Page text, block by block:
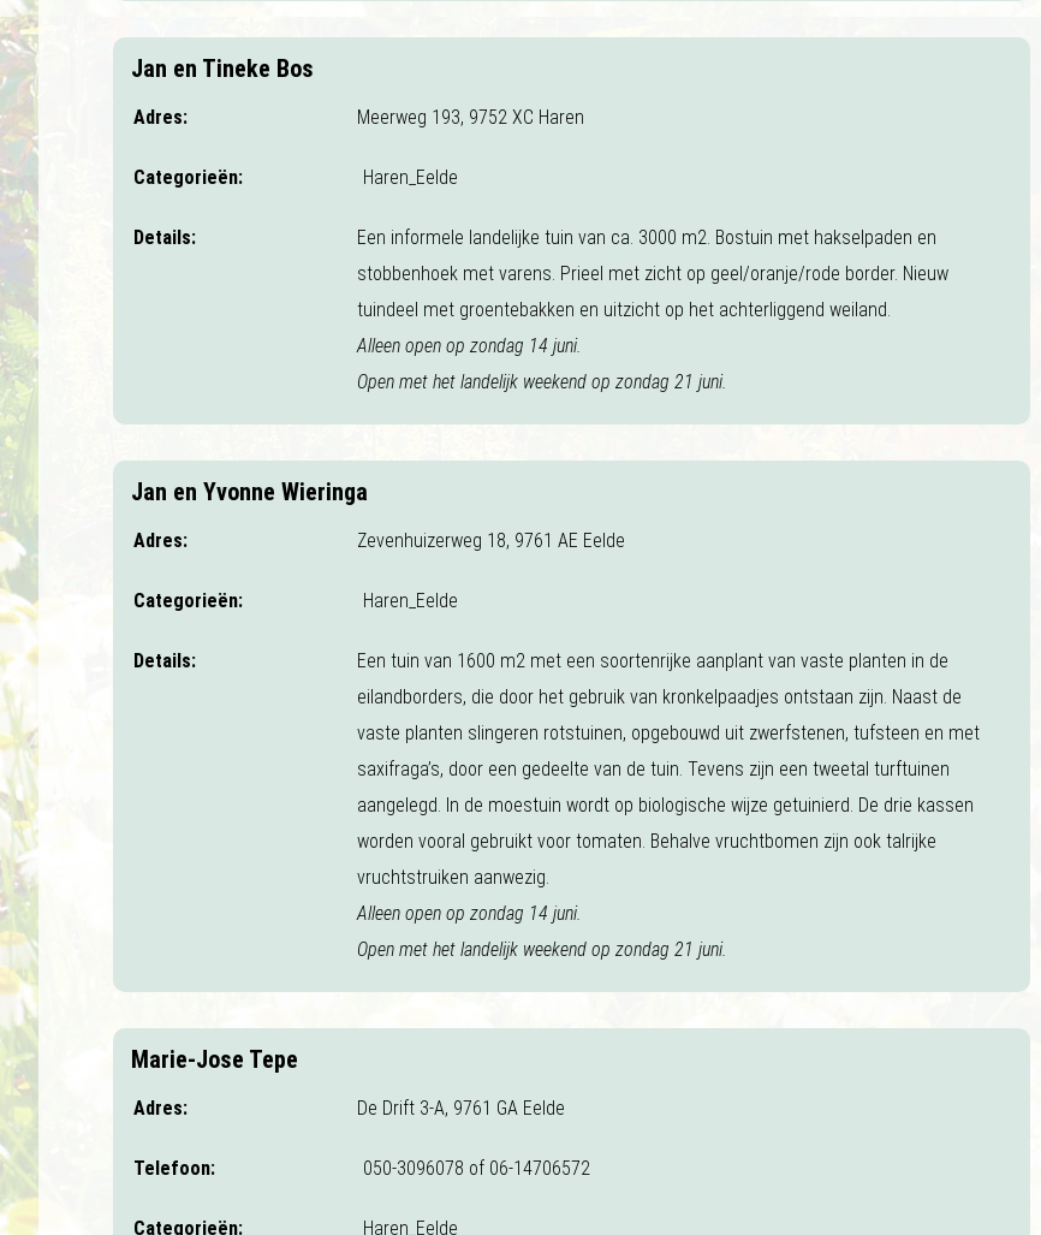
Jan en Tineke Bos
Adres: Meerweg 193, 9752 XC Haren
Categorieën: Haren_Eelde
Details:
Een informele landelijke tuin van ca. 3000 m2. Bostuin met hakselpaden en
stobbenhoek met varens. Prieel met zicht op geel/oranje/rode border. Nieuw
tuindeel met groentebakken en uitzicht op het achterliggend weiland.
Alleen open op zondag 14 juni.
Open met het landelijk weekend op zondag 21 juni.
Jan en Yvonne Wieringa
Adres: Zevenhuizerweg 18, 9761 AE Eelde
Categorieën: Haren_Eelde
Details:
Een tuin van 1600 m2 met een soortenrijke aanplant van vaste planten in de
eilandborders, die door het gebruik van kronkelpaadjes ontstaan zijn. Naast de
vaste planten slingeren rotstuinen, opgebouwd uit zwerfstenen, tufsteen en met
saxifraga’s, door een gedeelte van de tuin. Tevens zijn een tweetal turftuinen
aangelegd. In de moestuin wordt op biologische wijze getuinierd. De drie kassen
worden vooral gebruikt voor tomaten. Behalve vruchtbomen zijn ook talrijke
vruchtstruiken aanwezig.
Alleen open op zondag 14 juni.
Open met het landelijk weekend op zondag 21 juni.
Marie-Jose Tepe
Adres: De Drift 3-A, 9761 GA Eelde
Telefoon: 050-3096078 of 06-14706572
Categorieën: Haren_Eelde